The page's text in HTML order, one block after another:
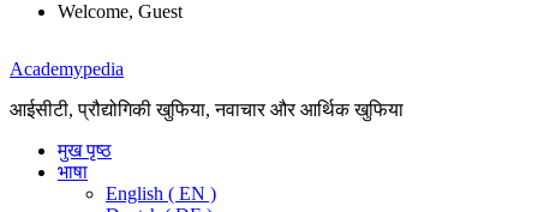
Welcome, Guest
Menu
Academypedia
आईसीटी, प्रौद्योगिकी खुफिया, नवाचार और आर्थिक खुफिया
मुख पृष्ठ
भाषा
English ( EN )